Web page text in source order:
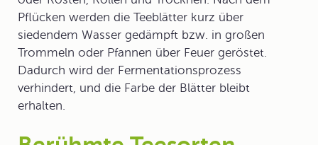
Pflücken werden die Teeblätter kurz über
siedendem Wasser gedämpft bzw. in großen
Trommeln oder Pfannen über Feuer geröstet.
Dadurch wird der Fermentationsprozess
verhindert, und die Farbe der Blätter bleibt
erhalten.